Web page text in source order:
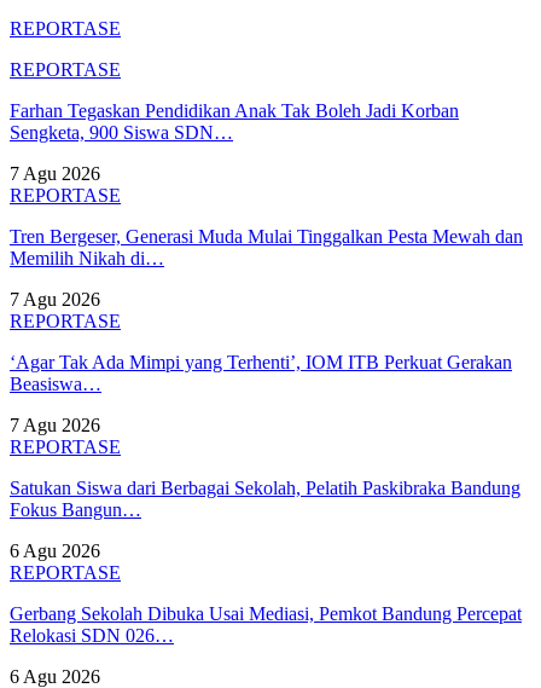
REPORTASE
REPORTASE
Farhan Tegaskan Pendidikan Anak Tak Boleh Jadi Korban
Sengketa, 900 Siswa SDN…
7 Agu 2026
REPORTASE
Tren Bergeser, Generasi Muda Mulai Tinggalkan Pesta Mewah dan
Memilih Nikah di…
7 Agu 2026
REPORTASE
‘Agar Tak Ada Mimpi yang Terhenti’, IOM ITB Perkuat Gerakan
Beasiswa…
7 Agu 2026
REPORTASE
Satukan Siswa dari Berbagai Sekolah, Pelatih Paskibraka Bandung
Fokus Bangun…
6 Agu 2026
REPORTASE
Gerbang Sekolah Dibuka Usai Mediasi, Pemkot Bandung Percepat
Relokasi SDN 026…
6 Agu 2026